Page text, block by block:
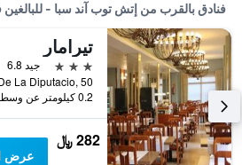
فنادق بالقرب من إتش توب آند سبا -
تيرامار
3 نجوم
جيد 6.8
0.2 كيلومتر عن وسط المدينة
282 ﷼
عرض